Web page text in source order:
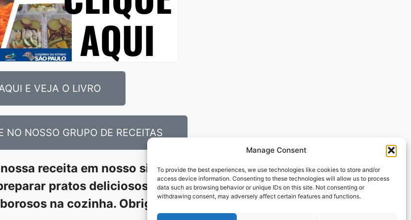
Manage Consent
To provide the best experiences, we use technologies like cookies to store and/or
access device information. Consenting to these technologies will allow us to process
data such as browsing behavior or unique IDs on this site. Not consenting or
withdrawing consent, may adversely affect certain features and functions.
E VEJA O LIVRO
NO NOSSO GRUPO DE RECEITAS
receita em nosso site. Esperamos que tenha
pratos deliciosos. Continue explorando as
na cozinha. Obrigado por nos acompanhar!